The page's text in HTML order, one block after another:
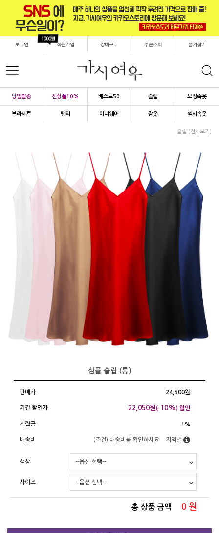
로그인 회원가입
1000원
장바구니 주문조회 즐겨찾기
당일발송 신상품10% 베스트50 슬립 보정속옷
브라세트 팬티 이너웨어 잠옷 섹시속옷
슬립 (전체보기)
심플 슬립 (롱)
판매가 24,500원
기간 할인가 22,050원(- 10%) 할인
적립금 1%
배송비 (조건) 배송비를 확인하세요 지역별
색상
사이즈
총 상품 금액 0 원